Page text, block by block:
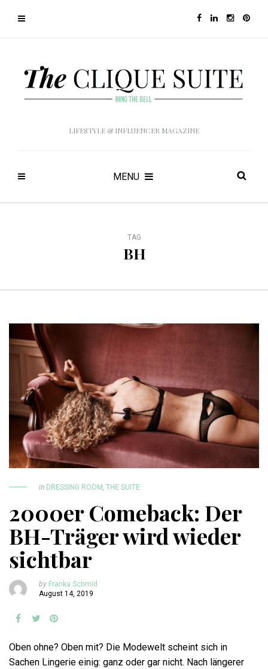
LIFESTYLE & INFLUENCER MAGAZINE
MENU
TAG
BH
in DRESSING ROOM, THE SUITE
2000er Comeback: Der
BH-Träger wird wieder
sichtbar
by Franka Schmid
August 14, 2019
Oben ohne? Oben mit? Die Modewelt scheint sich in
Sachen Lingerie einig: ganz oder gar nicht. Nach längerer